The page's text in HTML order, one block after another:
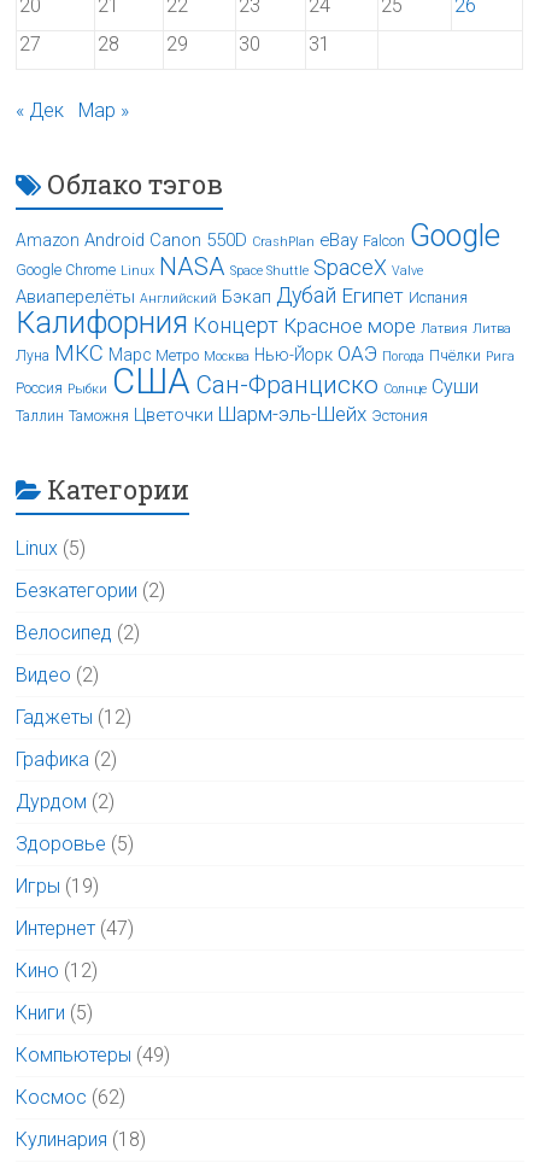
20 21 22 23 24 25
26
27
28 29 30 31
« Дек Мар »
Облако тэгов
Amazon Android Canon 550D CrashPlan eBay Falcon Google
Google Chrome Linux NASA Space Shuttle SpaceX Valve
Авиаперелёты Английский Бэкап Дубай Египет Испания
Калифорния Концерт Красное море Латвия Литва
Луна МКС Марс Метро Москва Нью-Йорк ОАЭ Погода Пчёлки Рига
Россия Рыбки США Сан-Франциско Солнце Суши
Таллин Таможня Цветочки Шарм-эль-Шейх Эстония
Категории
Linux (5)
Безкатегории (2)
Велосипед (2)
Видео (2)
Гаджеты (12)
Графика (2)
Дурдом (2)
Здоровье (5)
Игры (19)
Интернет (47)
Кино (12)
Книги (5)
Компьютеры (49)
Космос (62)
Кулинария (18)